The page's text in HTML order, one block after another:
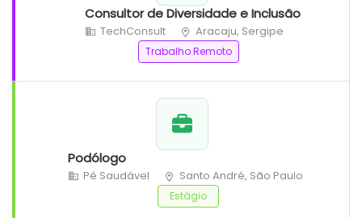
Consultor de Diversidade e Inclusão
TechConsult Aracaju, Sergipe
Trabalho Remoto
Podólogo
Pé Saudável Santo André, São Paulo
Estágio